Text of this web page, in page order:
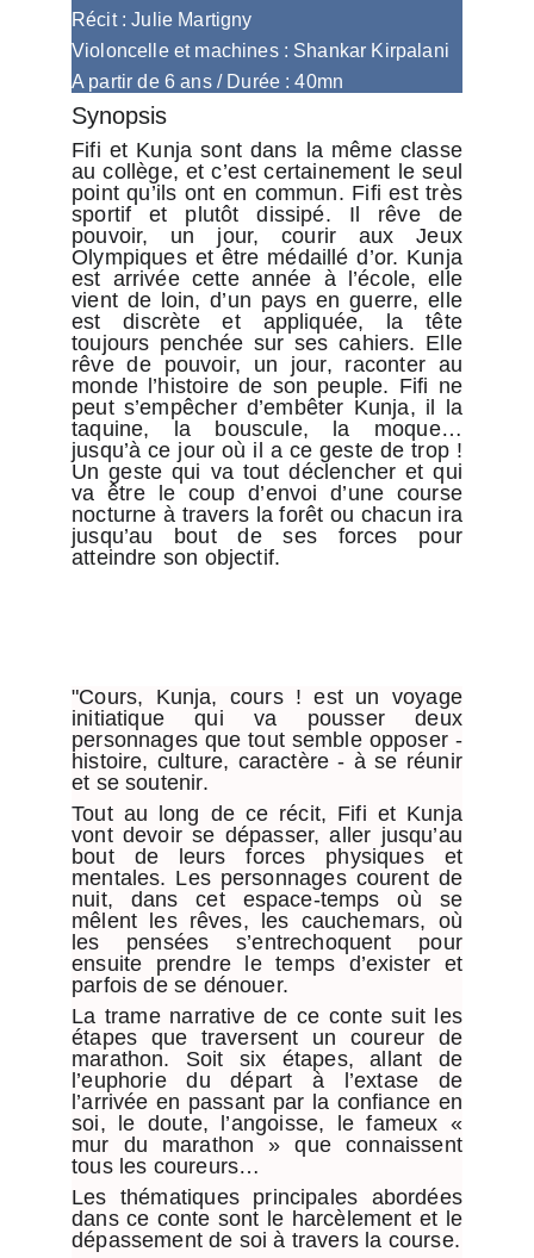
Récit : Julie Martigny
Violoncelle et machines : Shankar Kirpalani
A partir de 6 ans / Durée : 40mn
Synopsis
Fifi et Kunja sont dans la même classe
au collège, et c’est certainement le seul
point qu’ils ont en commun. Fifi est très
sportif et plutôt dissipé. Il rêve de
pouvoir, un jour, courir aux Jeux
Olympiques et être médaillé d’or. Kunja
est arrivée cette année à l’école, elle
vient de loin, d’un pays en guerre, elle
est discrète et appliquée, la tête
toujours penchée sur ses cahiers. Elle
rêve de pouvoir, un jour, raconter au
monde l’histoire de son peuple. Fifi ne
peut s’empêcher d’embêter Kunja, il la
taquine, la bouscule, la moque…
jusqu’à ce jour où il a ce geste de trop !
Un geste qui va tout déclencher et qui
va être le coup d’envoi d’une course
nocturne à travers la forêt ou chacun ira
jusqu’au bout de ses forces pour
atteindre son objectif.
"Cours, Kunja, cours ! est un voyage
initiatique qui va pousser deux
personnages que tout semble opposer -
histoire, culture, caractère - à se réunir
et se soutenir.
Tout au long de ce récit, Fifi et Kunja
vont devoir se dépasser, aller jusqu’au
bout de leurs forces physiques et
mentales. Les personnages courent de
nuit, dans cet espace-temps où se
mêlent les rêves, les cauchemars, où
les pensées s’entrechoquent pour
ensuite prendre le temps d’exister et
parfois de se dénouer.
La trame narrative de ce conte suit les
étapes que traversent un coureur de
marathon. Soit six étapes, allant de
l’euphorie du départ à l’extase de
l’arrivée en passant par la confiance en
soi, le doute, l’angoisse, le fameux «
mur du marathon » que connaissent
tous les coureurs…
Les thématiques principales abordées
dans ce conte sont le harcèlement et le
dépassement de soi à travers la course.